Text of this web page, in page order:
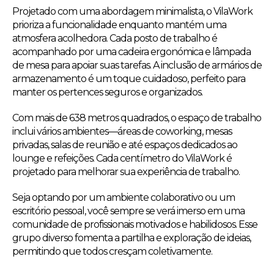
Projetado com uma abordagem minimalista, o VilaWork
prioriza a funcionalidade enquanto mantém uma
atmosfera acolhedora. Cada posto de trabalho é
acompanhado por uma cadeira ergonómica e lâmpada
de mesa para apoiar suas tarefas. A inclusão de armários de
armazenamento é um toque cuidadoso, perfeito para
manter os pertences seguros e organizados.
Com mais de 638 metros quadrados, o espaço de trabalho
inclui vários ambientes—áreas de coworking, mesas
privadas, salas de reunião e até espaços dedicados ao
lounge e refeições. Cada centímetro do VilaWork é
projetado para melhorar sua experiência de trabalho.
Seja optando por um ambiente colaborativo ou um
escritório pessoal, você sempre se verá imerso em uma
comunidade de profissionais motivados e habilidosos. Esse
grupo diverso fomenta a partilha e exploração de ideias,
permitindo que todos cresçam coletivamente.